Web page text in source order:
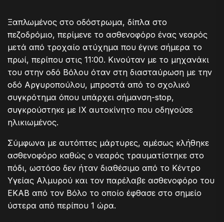
Ξαπλωμένος στο οδόστρωμα, δίπλα στο
πεζοδρόμιο, περίμενε το ασθενοφόρο ένας νεαρός
μετά από τροχαίο ατύχημα που έγινε σήμερα το
πρωί, περίπου στις 11:00. Κινούταν με το μηχανάκι
του στην οδό Βόλου όταν στη διασταύρωση με την
οδό Αργυροπούλου, μπροστά από το σχολικό
συγκρότημα όπου υπάρχει σήμανση-stop,
συγκρούστηκε με ΙΧ αυτοκίνητο που οδηγούσε
ηλικιωμένος.
Σύμφωνα με αυτόπτες μάρτυρες, αμέσως κλήθηκε
ασθενοφόρο καθώς ο νεαρός τραυματίστηκε στο
πόδι, ωστόσο δεν ήταν διαθέσιμο από το Κέντρο
Υγείας Αλμυρού και τον παρέλαβε ασθενοφόρο του
ΕΚΑΒ από τον Βόλο το οποίο έφθασε στο σημείο
ύστερα από περίπου 1 ώρα.